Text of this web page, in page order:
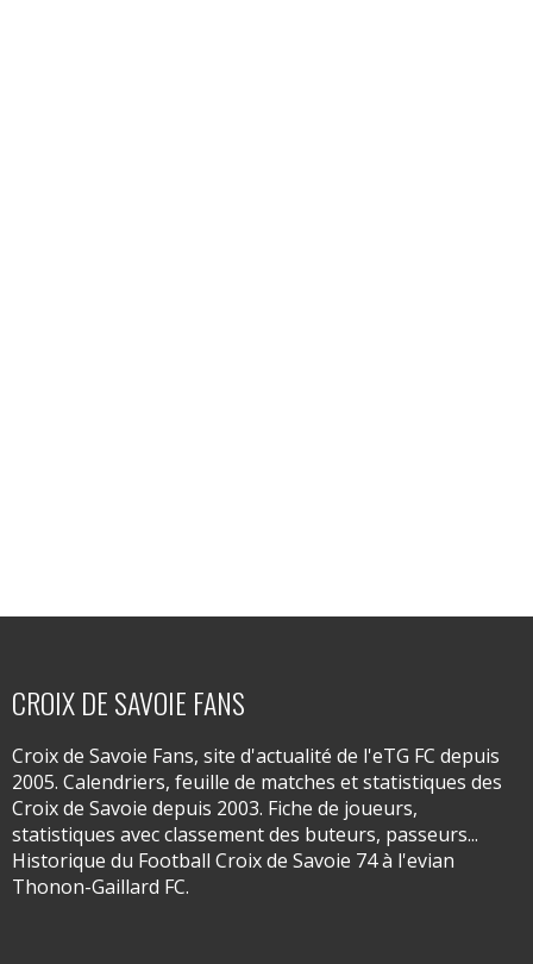
CROIX DE SAVOIE FANS
Croix de Savoie Fans, site d'actualité de l'eTG FC depuis
2005. Calendriers, feuille de matches et statistiques des
Croix de Savoie depuis 2003. Fiche de joueurs,
statistiques avec classement des buteurs, passeurs...
Historique du Football Croix de Savoie 74 à l'evian
Thonon-Gaillard FC.